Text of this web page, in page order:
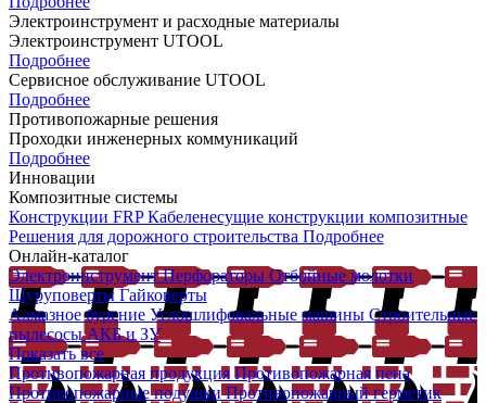
Электроинструмент и расходные материалы
Электроинструмент UTOOL
Подробнее
Сервисное обслуживание UTOOL
Подробнее
Противопожарные решения
Проходки инженерных коммуникаций
Подробнее
Инновации
Композитные системы
Конструкции FRPКабеленесущие конструкции композитные
Решения для дорожного строительства Подробнее
Онлайн-каталог
ЭлектроинструментПерфораторы Отбойные молотки
Шуруповерты Гайковерты
Алмазное бурение Углошлифовальные машины Строительные
пылесосыАКБ и ЗУ
Показать все
Противопожарная продукция Противопожарная пена
Противопожарные подушкиПротивопожарный герметик